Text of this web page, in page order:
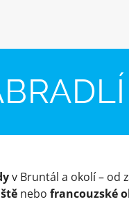
v Bruntál a okolí – od
nebofrancouzské